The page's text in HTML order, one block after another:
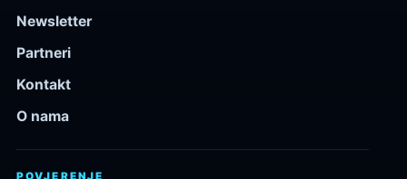
Newsletter
Partneri
Kontakt
O nama
POVJERENJE